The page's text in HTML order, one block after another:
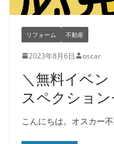
リフォーム 不動産
2023年8月6日 oscar
＼無料イベ
スペクショ
こんにちは。オスカー